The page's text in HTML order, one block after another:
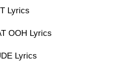
Lyrics
OOH Lyrics
Lyrics